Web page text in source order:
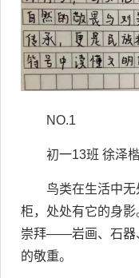
NO.1
初一13班 徐泽
鸟类在生活中
柜，处处有它的身
崇拜——岩画、石器
的敬重。